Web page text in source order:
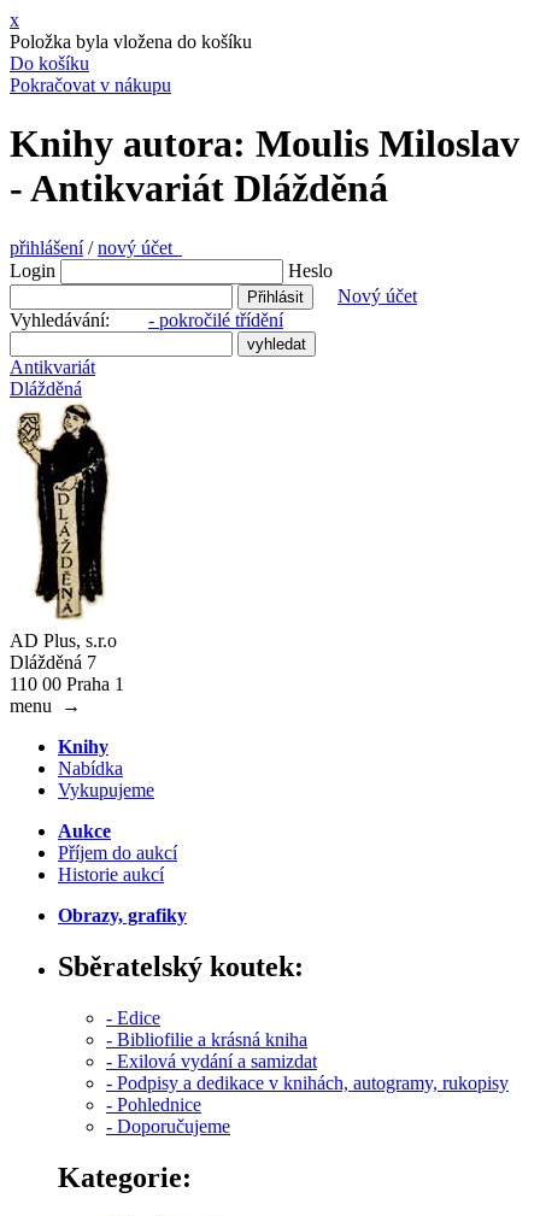
x
Položka byla vložena do košíku
Do košíku
Pokračovat v nákupu
Knihy autora: Moulis Miloslav
- Antikvariát Dlážděná
přihlášení/nový účet
Login
Heslo
Nový účet
Vyhledávání: - pokročilé třídění
Antikvariát
Dlážděná
AD Plus, s.r.o
Dlážděná 7
110 00 Praha 1
menu
→
Knihy
Nabídka
Vykupujeme
Aukce
Příjem do aukcí
Historie aukcí
Obrazy, grafiky
Sběratelský koutek:
- Edice
- Bibliofilie a krásná kniha
- Exilová vydání a samizdat
- Podpisy a dedikace v knihách, autogramy, rukopisy
- Pohlednice
- Doporučujeme
Kategorie: